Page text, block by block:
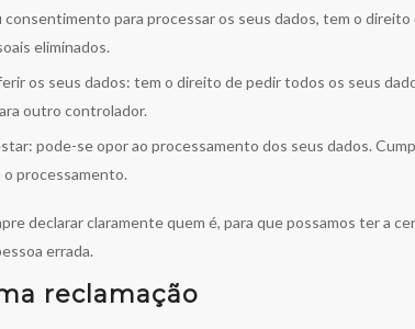
consentimento para processar os seus dados, tem o
eliminados.
os seus dados: tem o direito de pedir todos os seus
outro controlador.
pode-se opor ao processamento dos seus dados.
processamento.
declarar claramente quem é, para que possamos ter a
errada.
reclamação